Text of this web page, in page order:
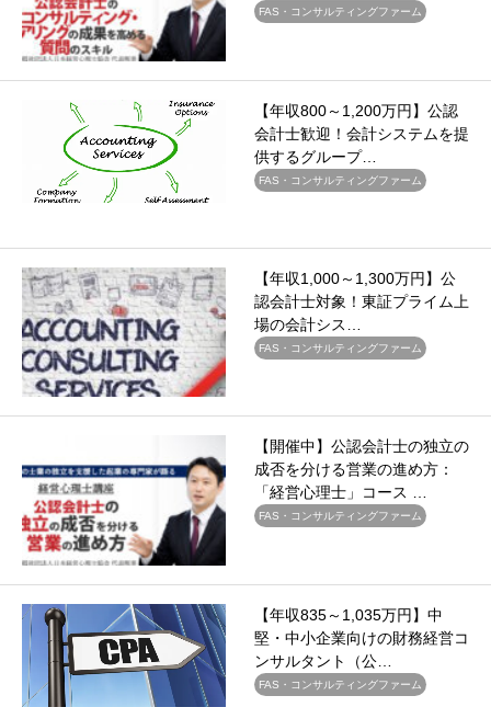
FAS・コンサルティングファーム
【年収800～1,200万円】公認
会計士歓迎！会計システムを提
供するグループ…
FAS・コンサルティングファーム
【年収1,000～1,300万円】公
認会計士対象！東証プライム上
場の会計シス…
FAS・コンサルティングファーム
【開催中】公認会計士の独立の
成否を分ける営業の進め方：
「経営心理士」コース …
FAS・コンサルティングファーム
【年収835～1,035万円】中
堅・中小企業向けの財務経営コ
ンサルタント（公…
FAS・コンサルティングファーム